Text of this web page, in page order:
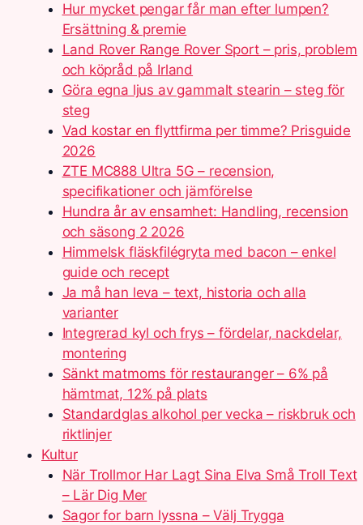
Hur mycket pengar får man efter lumpen?
Ersättning & premie
Land Rover Range Rover Sport – pris, problem
och köpråd på Irland
Göra egna ljus av gammalt stearin – steg för
steg
Vad kostar en flyttfirma per timme? Prisguide
2026
ZTE MC888 Ultra 5G – recension,
specifikationer och jämförelse
Hundra år av ensamhet: Handling, recension
och säsong 2 2026
Himmelsk fläskfilégryta med bacon – enkel
guide och recept
Ja må han leva – text, historia och alla
varianter
Integrerad kyl och frys – fördelar, nackdelar,
montering
Sänkt matmoms för restauranger – 6% på
hämtmat, 12% på plats
Standardglas alkohol per vecka – riskbruk och
riktlinjer
Kultur
När Trollmor Har Lagt Sina Elva Små Troll Text
– Lär Dig Mer
Sagor for barn lyssna – Välj Trygga